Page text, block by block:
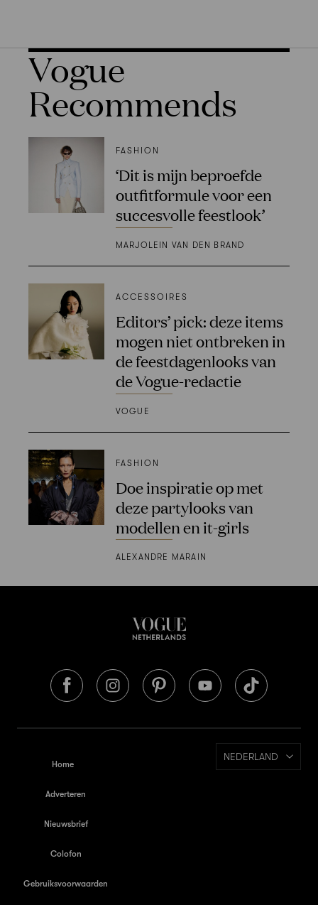
Vogue
Recommends
FASHION
‘Dit is mijn beproefde
outfitformule voor een
succesvolle feestlook’
MARJOLEIN VAN DEN BRAND
ACCESSOIRES
Editors’ pick: deze items
mogen niet ontbreken in
de feestdagenlooks van
de Vogue-redactie
VOGUE
FASHION
Doe inspiratie op met
deze partylooks van
modellen en it-girls
ALEXANDRE MARAIN
Home
Adverteren
Nieuwsbrief
Colofon
Gebruiksvoorwaarden
NEDERLAND